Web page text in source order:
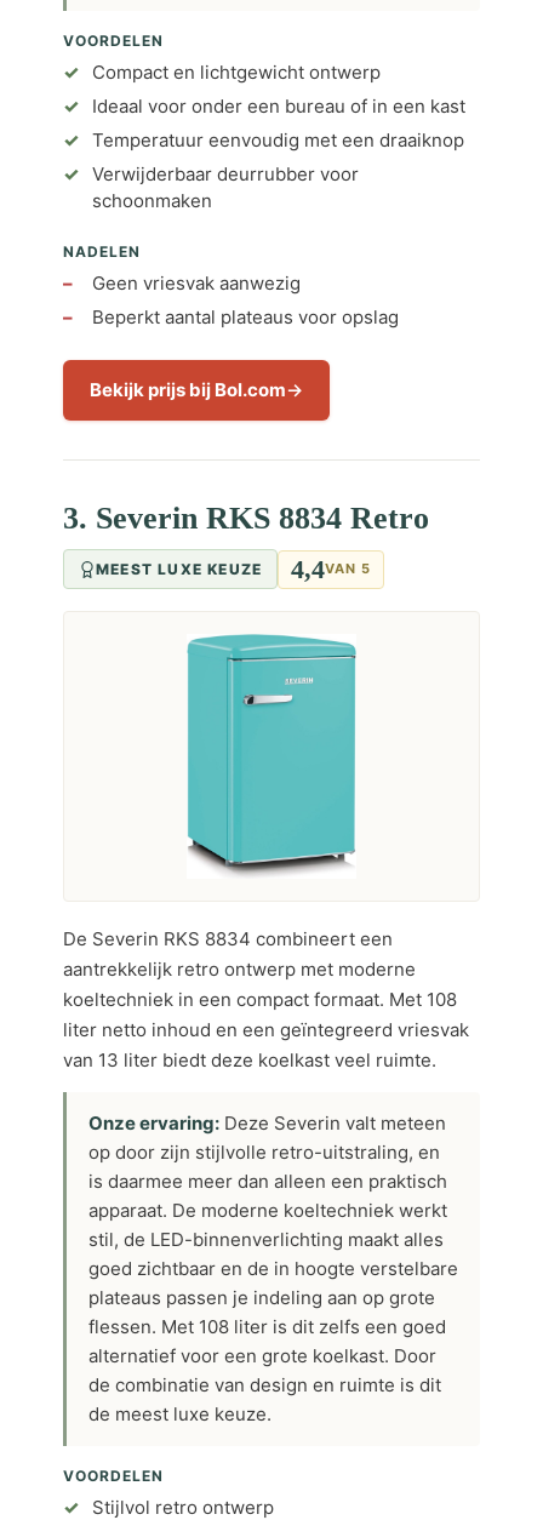
VOORDELEN
Compact en lichtgewicht ontwerp
Ideaal voor onder een bureau of in een kast
Temperatuur eenvoudig met een draaiknop
Verwijderbaar deurrubber voor
schoonmaken
NADELEN
Geen vriesvak aanwezig
Beperkt aantal plateaus voor opslag
Bekijk prijs bij Bol.com
3. Severin RKS 8834 Retro
MEEST LUXE KEUZE 4,4VAN 5
De Severin RKS 8834 combineert een
aantrekkelijk retro ontwerp met moderne
koeltechniek in een compact formaat. Met 108
liter netto inhoud en een geïntegreerd vriesvak
van 13 liter biedt deze koelkast veel ruimte.
Onze ervaring: Deze Severin valt meteen
op door zijn stijlvolle retro-uitstraling, en
is daarmee meer dan alleen een praktisch
apparaat. De moderne koeltechniek werkt
stil, de LED-binnenverlichting maakt alles
goed zichtbaar en de in hoogte verstelbare
plateaus passen je indeling aan op grote
flessen. Met 108 liter is dit zelfs een goed
alternatief voor een grote koelkast. Door
de combinatie van design en ruimte is dit
de meest luxe keuze.
VOORDELEN
Stijlvol retro ontwerp